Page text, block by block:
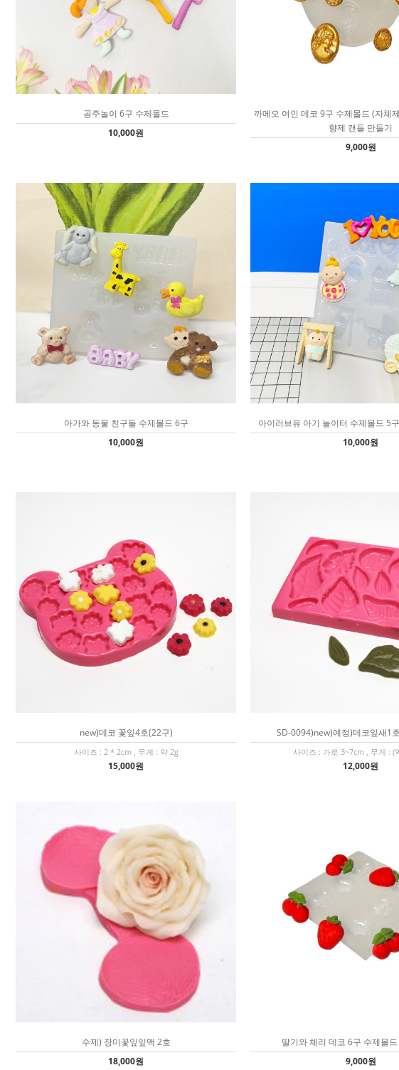
공주놀이 6구 수제몰드
10,000원
까메오 여인 데코 9구 수제몰드 (자체
향제 캔들 만들기
9,000원
아가와 동물 친구들 수제몰드 6구
10,000원
아이러브유 아기 놀이터 수제몰드 5
10,000원
new)데코 꽃잎4호(22구)
사이즈 : 2 * 2cm , 무게 : 약 2g
15,000원
SD-0094)new)예정)데코잎새1
사이즈 : 가로 3~7cm , 무게 : (
12,000원
수제) 장미꽃잎잎맥 2호
18,000원
딸기와 체리 데코 6구 수제몰
9,000원